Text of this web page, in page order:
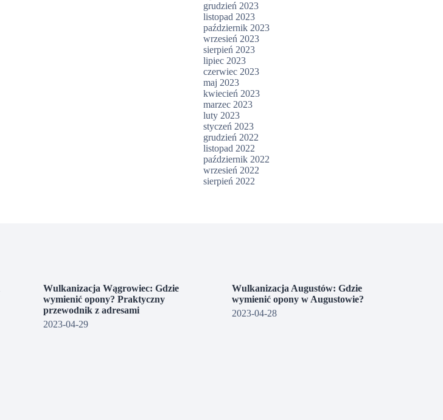
grudzień 2023
listopad 2023
październik 2023
wrzesień 2023
sierpień 2023
lipiec 2023
czerwiec 2023
maj 2023
kwiecień 2023
marzec 2023
luty 2023
styczeń 2023
grudzień 2022
listopad 2022
październik 2022
wrzesień 2022
sierpień 2022
Wulkanizacja Wągrowiec: Gdzie
wymienić opony? Praktyczny
przewodnik z adresami
2023-04-29
Wulkanizacja Augustów: Gdzie
wymienić opony w Augustowie?
2023-04-28